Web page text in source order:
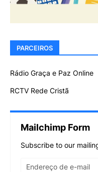
PARCEIROS
Rádio Graça e Paz Online
RCTV Rede Cristã
Mailchimp Form
Subscribe to our